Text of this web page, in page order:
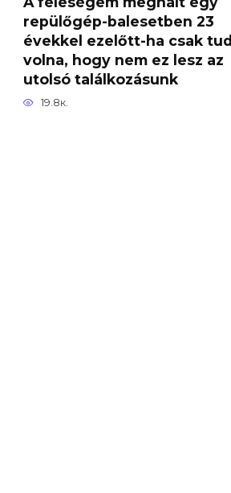
repülőgép-balesetben 23
évekkel ezelőtt-ha csak
volna, hogy nem ez lesz az
utolsó találkozásunk
19.8к.